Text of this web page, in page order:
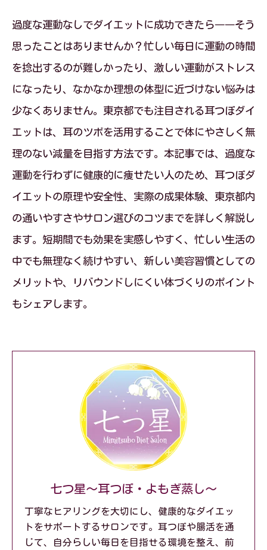
過度な運動なしでダイエットに成功できたら――そう
思ったことはありませんか？忙しい毎日に運動の時間
を捻出するのが難しかったり、激しい運動がストレス
になったり、なかなか理想の体型に近づけない悩みは
少なくありません。東京都でも注目される耳つぼダイ
エットは、耳のツボを活用することで体にやさしく無
理のない減量を目指す方法です。本記事では、過度な
運動を行わずに健康的に痩せたい人のため、耳つぼダ
イエットの原理や安全性、実際の成果体験、東京都内
の通いやすさやサロン選びのコツまでを詳しく解説し
ます。短期間でも効果を実感しやすく、忙しい生活の
中でも無理なく続けやすい、新しい美容習慣としての
メリットや、リバウンドしにくい体づくりのポイント
もシェアします。
七つ星～耳つぼ・よもぎ蒸し～
丁寧なヒアリングを大切にし、健康的なダイエッ
トをサポートするサロンです。耳つぼや腸活を通
じて、自分らしい毎日を目指せる環境を整え、前